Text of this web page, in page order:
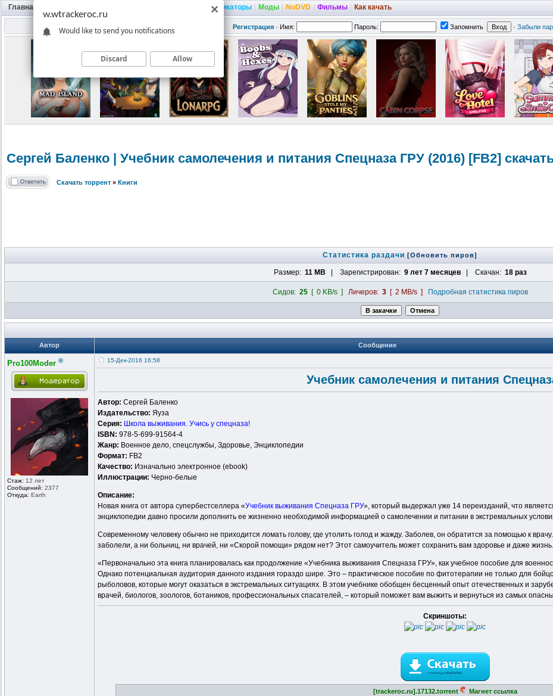
Главная Русификаторы Моды NoDVD Фильмы Как качать
Регистрация · Имя: Пароль: Запомнить · Забыли
Сергей Баленко | Учебник самолечения и питания Спецназа ГРУ (2016) [FB2]
Скачать торрент » Книги
Статистика раздачи [Обновить пиров]
Размер: 11 MB | Зарегистрирован: 9 лет 7 месяцев| Скачан: 18 раз
Сидов: 25[ 0 KB/s ] Личеров: 3[ 2 MB/s ] Подробная статистика пиров
Автор Сообщение
Pro100Moder ®
Стаж: 12 лет
Сообщений: 2377
Откуда: Earth
15-Дек-2016 16:58
Учебник самолечения и питания
Автор: Сергей Баленко
Издательство: Яуза
Серия: Школа выживания. Учись у спецназа!
ISBN: 978-5-699-91564-4
Жанр: Военное дело, спецслужбы, Здоровье, Энциклопедии
Формат: FB2
Качество: Изначально электронное (ebook)
Иллюстрации: Черно-белые
Описание:
Новая книга от автора супербестселлера «Учебник выживания Спецназа ГРУ», который выдержал уже 14 переизданий, что
энциклопедии давно просили дополнить ее жизненно необходимой информацией о самолечении и питании в экстремальных
Современному человеку обычно не приходится ломать голову, где утолить голод и жажду. Заболев, он обратится за помощью к
заболели, а ни больниц, ни врачей, ни «Скорой помощи» рядом нет? Этот самоучитель может сохранить вам здоровье и даже жизнь.
«Первоначально эта книга планировалась как продолжение «Учебника выживания Спецназа ГРУ», как учебное пособие для
Однако потенциальная аудитория данного издания гораздо шире. Это – практическое пособие по фитотерапии не только для
рыболовов, которые могут оказаться в экстремальных ситуациях. В этом учебнике обобщен бесценный опыт отечественных и
врачей, биологов, зоологов, ботаников, профессиональных спасателей, – который поможет вам выжить и вернуться из самых
Скриншоты:
[trackeroc.ru].17132.torrent
Магнет ссылка
w.wtrackeroc.ru
Would like to send you notifications
Discard Allow